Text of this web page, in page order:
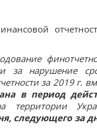
за нарушение
за 2019 г.
в период
территории
следующего за